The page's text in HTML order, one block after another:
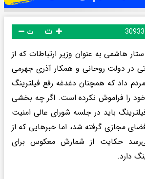
ت
هاشمی به عنوان وزیر ارتباطات که از
در دولت روحانی و همکار آذری جهرمی
مردم داد که همچنان دغدغه رفع فیلترینگ
خود را فراموش نکرده است. اگر چه بخشی
باید در جلسه شورای عالی امنیت
مجازی گرفته شد، اما خبر‌هایی که از
حکایت از شمارش معکوس برای
دارد.